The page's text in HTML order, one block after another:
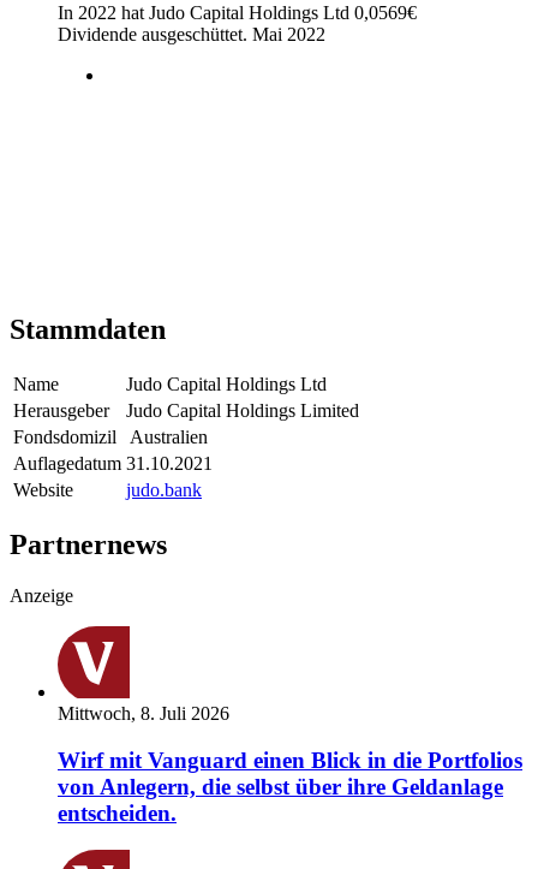
In 2022 hat Judo Capital Holdings Ltd 0,0569€
Dividende ausgeschüttet. Mai 2022
Stammdaten
Name
Judo Capital Holdings Ltd
Herausgeber
Judo Capital Holdings Limited
Fondsdomizil
Australien
Auflagedatum 31.10.2021
Website
judo.bank
Partnernews
Anzeige
Mittwoch, 8. Juli 2026
Wirf mit Vanguard einen Blick in die Portfolios
von Anlegern, die selbst über ihre Geldanlage
entscheiden.